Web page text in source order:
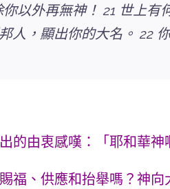
以外再無神！ 21 世上
人，顯出你的大名。 22
由衷感嘆：「耶和華
、供應和抬舉嗎？神